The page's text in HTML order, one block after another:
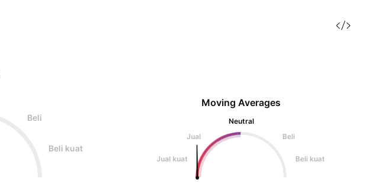
Beli
Beli kuat
Moving Averages
Neutral
Jual
Beli
Jual kuat Beli kuat